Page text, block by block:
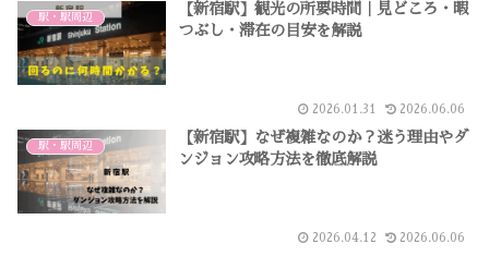
駅・駅周辺
【新宿駅】観光の所要時間｜見どころ・暇
つぶし・滞在の目安を解説
2026.01.31 2026.06.06
駅・駅周辺
【新宿駅】なぜ複雑なのか？迷う理由やダ
ンジョン攻略方法を徹底解説
2026.04.12 2026.06.06